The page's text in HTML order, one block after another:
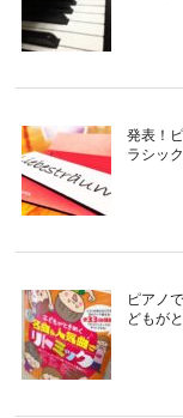
発表！
ラシッ
ピアノ
どもが